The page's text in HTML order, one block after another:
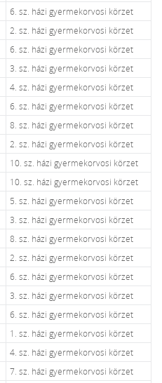
6. sz. házi gyermekorvosi körzet
2. sz. házi gyermekorvosi körzet
6. sz. házi gyermekorvosi körzet
3. sz. házi gyermekorvosi körzet
4. sz. házi gyermekorvosi körzet
6. sz. házi gyermekorvosi körzet
8. sz. házi gyermekorvosi körzet
2. sz. házi gyermekorvosi körzet
10. sz. házi gyermekorvosi körzet
10. sz. házi gyermekorvosi körzet
5. sz. házi gyermekorvosi körzet
3. sz. házi gyermekorvosi körzet
8. sz. házi gyermekorvosi körzet
2. sz. házi gyermekorvosi körzet
6. sz. házi gyermekorvosi körzet
3. sz. házi gyermekorvosi körzet
6. sz. házi gyermekorvosi körzet
1. sz. házi gyermekorvosi körzet
4. sz. házi gyermekorvosi körzet
7. sz. házi gyermekorvosi körzet